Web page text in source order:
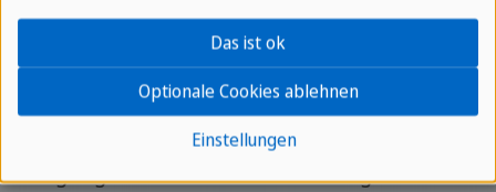
historische Zentrum offenbaren gut erhaltene
koloniale Architektur und charmante Straßen. Das
Museo de Arte Colonial zeigt Kunstwerke und
historische Artefakte. Naturfreunde können
nahegelegene Parks und Naturschutzgebiete
Einstellungen
Optionale Cookies ablehnen
Das ist ok